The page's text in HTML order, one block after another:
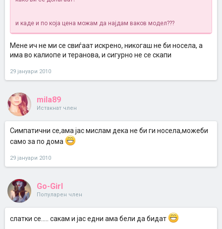
и каде и по која цена можам да најдам ваков модел???
Мене ич не ми се свиѓаат искрено, никогаш не би носела, а
има во калиопе и теранова, и сигурно не се скапи
29 јануари 2010
mila89
Истакнат член
Симпатични се,ама јас мислам дека не би ги носела,можеби
само за по дома
29 јануари 2010
Go-Girl
Популарен член
слатки се..... сакам и јас едни ама бели да бидат